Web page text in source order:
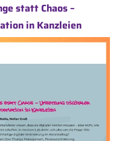
statt Chaos –
in Kanzleien